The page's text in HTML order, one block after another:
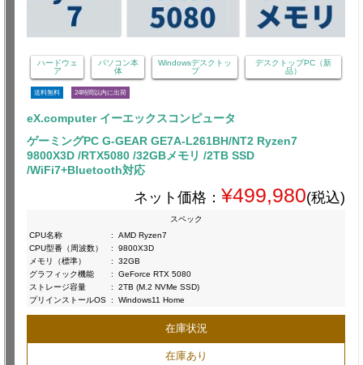
ハードウェ
ア
パソコン本
体
Windowsデスクトッ
プ
デスクトップPC（新
品）
送料無料 24時間以内に出荷
eX.computer イーエックスコンピュータ
ゲーミングPC G-GEAR GE7A-L261BH/NT2 Ryzen7
9800X3D /RTX5080 /32GBメモリ /2TB SSD
/WiFi7+Bluetooth対応
ネット価格： ¥499,980(税込)
スペック
CPU名称
:
AMD Ryzen7
CPU型番（周波数）
:
9800X3D
メモリ（標準）
:
32GB
グラフィック機能
:
GeForce RTX 5080
ストレージ容量
:
2TB (M.2 NVMe SSD)
プリインストールOS : Windows11 Home
在庫状況
在庫あり